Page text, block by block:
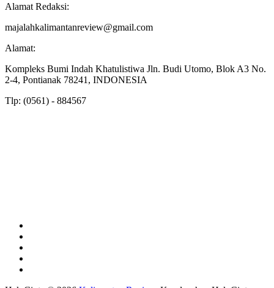
Alamat Redaksi:
majalahkalimantanreview@gmail.com
Alamat:
Kompleks Bumi Indah Khatulistiwa Jln. Budi Utomo, Blok A3 No.
2-4, Pontianak 78241, INDONESIA
Tlp: (0561) - 884567